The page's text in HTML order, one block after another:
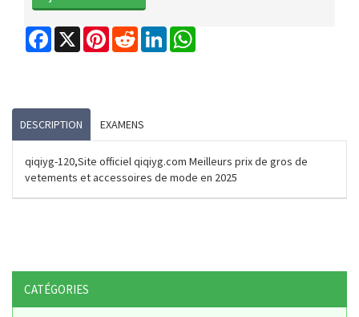
Facebook
X PinterestReddit LinkedIn
DESCRIPTION EXAMENS
qiqiyg-120,Site officiel qiqiyg.com Meilleurs prix de gros de
vetements et accessoires de mode en 2025
CATÉGORIES